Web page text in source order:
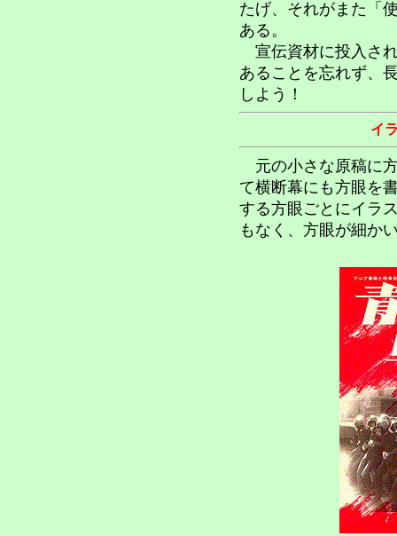
たげ、それがまた「
ある。
宣伝資材に投入さ
あることを忘れず、
しよう！
イ
元の小さな原稿に
て横断幕にも方眼を
する方眼ごとにイラ
もなく、方眼が細か